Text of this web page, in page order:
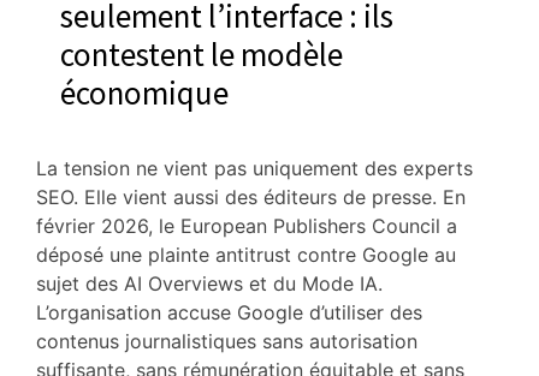
seulement l’interface : ils
contestent le modèle
économique
La tension ne vient pas uniquement des experts
SEO. Elle vient aussi des éditeurs de presse. En
février 2026, le European Publishers Council a
déposé une plainte antitrust contre Google au
sujet des AI Overviews et du Mode IA.
L’organisation accuse Google d’utiliser des
contenus journalistiques sans autorisation
suffisante, sans rémunération équitable et sans